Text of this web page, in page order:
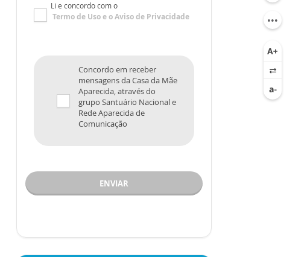
Li e concordo com o
Termo de Usoe oAviso de Privacidade
Concordo em receber
mensagens da Casa da Mãe
Aparecida, através do
grupo Santuário Nacional e
Rede Aparecida de
Comunicação
ENVIAR